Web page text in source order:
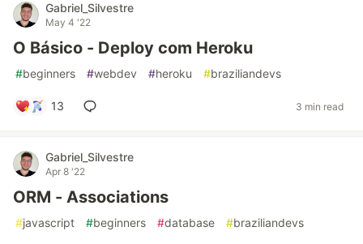
Gabriel_Silvestre
May 4 '22
O Básico - Deploy com Heroku
#beginners #webdev #heroku #braziliandevs
13 3 min read
Gabriel_Silvestre
Apr 8 '22
ORM - Associations
#javascript #beginners #database #braziliandevs